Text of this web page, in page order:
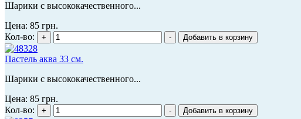
Шарики с высококачественного...
Цена: 85 грн.
Кол-во:
Пастель аква 33 см.
Шарики с высококачественного...
Цена: 85 грн.
Кол-во: